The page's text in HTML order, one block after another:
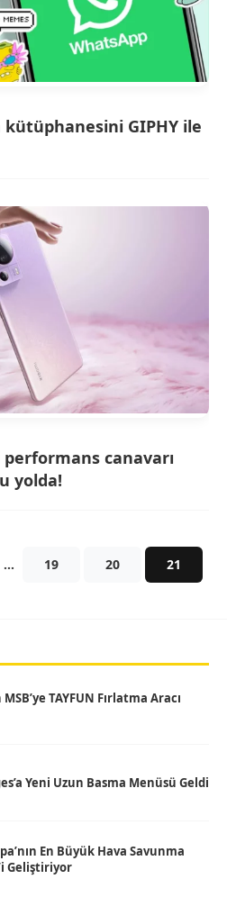
GIPHY ile
canavarı
yolda!
… 19 20 21
MSB’ye TAYFUN Fırlatma Aracı
Yeni Uzun Basma Menüsü Geldi
En Büyük Hava Savunma
Geliştiriyor